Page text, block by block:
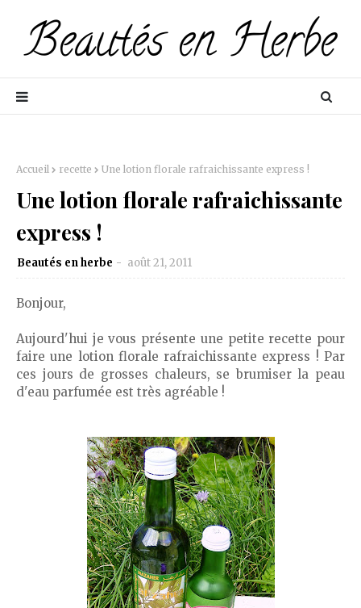
Accueil recette Une lotion florale rafraichissante express !
Une lotion florale rafraichissante
express !
Beautés en herbe août 21, 2011
Bonjour,
Aujourd'hui je vous présente une petite recette pour
faire une lotion florale rafraichissante express ! Par
ces jours de grosses chaleurs, se brumiser la peau
d'eau parfumée est très agréable !